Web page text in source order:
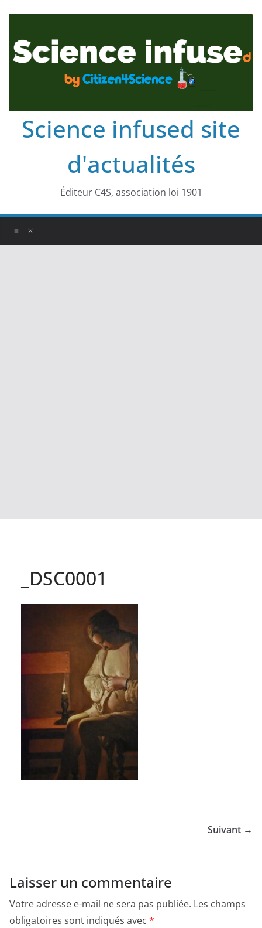
Science infused site
d'actualités
Éditeur C4S, association loi 1901
_DSC0001
Suivant →
Laisser un commentaire
Votre adresse e-mail ne sera pas publiée. Les champs
obligatoires sont indiqués avec *